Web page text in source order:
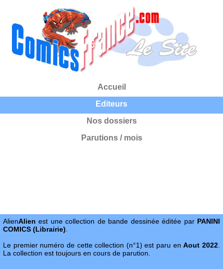
Accueil
Editeurs
Nos dossiers
Parutions / mois
AlienAlien est une collection de bande dessinée éditée par PANINI
COMICS (Librairie)
Le premier numéro de cette collection (n°1) est paru enAout 2022
La collection est toujours en cours de parution.